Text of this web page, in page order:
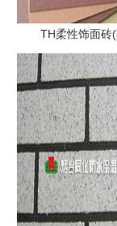
TH柔性饰面砖(